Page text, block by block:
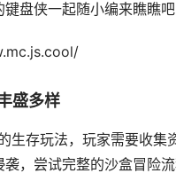
盘侠一起随小编来瞧瞧吧
盛多样
生存玩法，玩家需要收集
，尝试完整的沙盒冒险流